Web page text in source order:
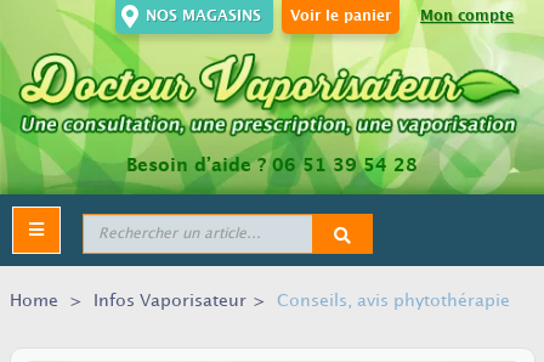
Mon compte
Voir le panier
NOS MAGASINS
Besoin d’aide ?06 51 39 54 28
Toggle
navigation
Home > Infos Vaporisateur > Conseils, avis phytothérapie